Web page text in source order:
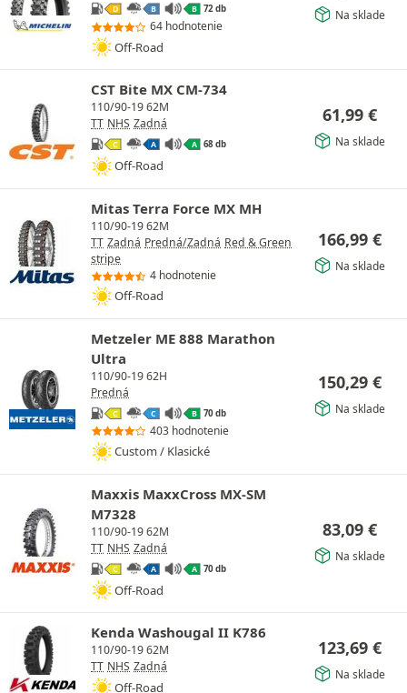
D B B 72 db
64 hodnotenie
Off-Road
Na sklade
CST Bite MX CM-734
110/90-19 62M
TT NHS Zadná
C A A 68 db
Off-Road
61,99 €
Na sklade
Mitas Terra Force MX MH
110/90-19 62M
TT Zadná Predná/Zadná Red & Green
stripe
4 hodnotenie
Off-Road
166,99 €
Na sklade
Metzeler ME 888 Marathon
Ultra
110/90-19 62H
Predná
C C B 70 db
403 hodnotenie
Custom / Klasické
150,29 €
Na sklade
Maxxis MaxxCross MX-SM
M7328
110/90-19 62M
TT NHS Zadná
C A A 70 db
Off-Road
83,09 €
Na sklade
Kenda Washougal II K786
110/90-19 62M
TT NHS Zadná
Off-Road
123,69 €
Na sklade